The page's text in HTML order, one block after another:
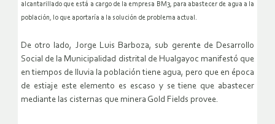
alcantarillado que está a cargo de la empresa BM3, para abastecer de agua a la
población, lo que aportaría a la solución de problema actual.
De otro lado, Jorge Luis Barboza, sub gerente de Desarrollo
Social de la Municipalidad distrital de Hualgayoc manifestó que
en tiempos de lluvia la población tiene agua, pero que en época
de estiaje este elemento es escaso y se tiene que abastecer
mediante las cisternas que minera Gold Fields provee.